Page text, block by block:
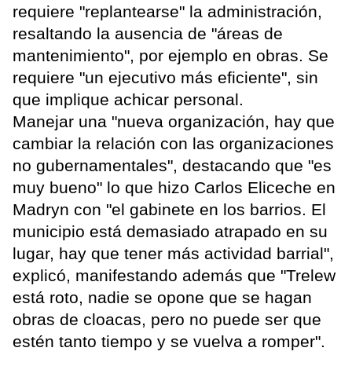
requiere "replantearse" la administración,
resaltando la ausencia de "áreas de
mantenimiento", por ejemplo en obras. Se
requiere "un ejecutivo más eficiente", sin
que implique achicar personal.
Manejar una "nueva organización, hay que
cambiar la relación con las organizaciones
no gubernamentales", destacando que "es
muy bueno" lo que hizo Carlos Eliceche en
Madryn con "el gabinete en los barrios. El
municipio está demasiado atrapado en su
lugar, hay que tener más actividad barrial",
explicó, manifestando además que "Trelew
está roto, nadie se opone que se hagan
obras de cloacas, pero no puede ser que
estén tanto tiempo y se vuelva a romper".